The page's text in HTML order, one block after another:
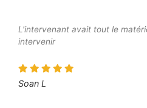
L'intervenant avait tout le
intervenir
Soan L